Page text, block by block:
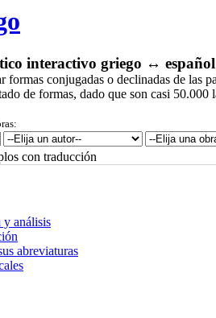
interactivo griego ↔ español
formas conjugadas o declinadas de las
de formas, dado que son casi 50.000
con traducción
y análisis
abreviaturas